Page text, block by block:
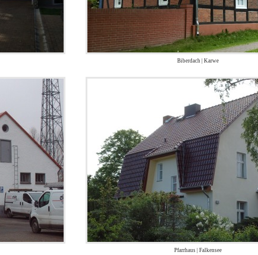
Biberdach | Karwe
Pfarrhaus | Falkensee